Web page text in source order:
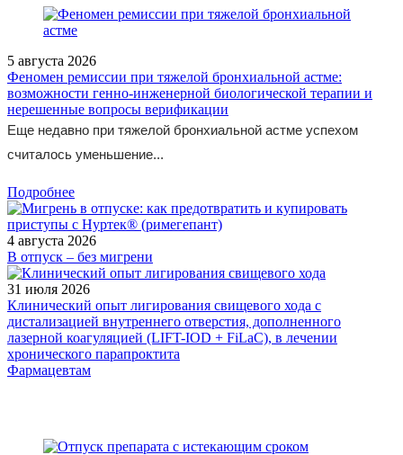
5 августа 2026
Феномен ремиссии при тяжелой бронхиальной астме:
возможности генно-инженерной биологической терапии и
нерешенные вопросы верификации
Еще недавно при тяжелой бронхиальной астме успехом
считалось уменьшение...
Подробнее
4 августа 2026
В отпуск – без мигрени
31 июля 2026
Клинический опыт лигирования свищевого хода с
дистализацией внутреннего отверстия, дополненного
лазерной коагуляцией (LIFT-IOD + FiLaC), в лечении
хронического парапроктита
Фармацевтам